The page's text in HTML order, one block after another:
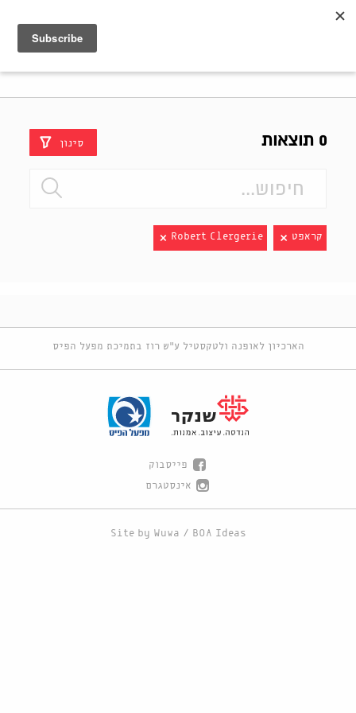
0 תוצאות סינון
קראפט Robert Clergerie
הארכיון לאופנה ולטקסטיל ע"ש רוז בתמיכת מפעל הפיס
פייסבוק
אינסטגרם
Site by Wuwa / BOA Ideas